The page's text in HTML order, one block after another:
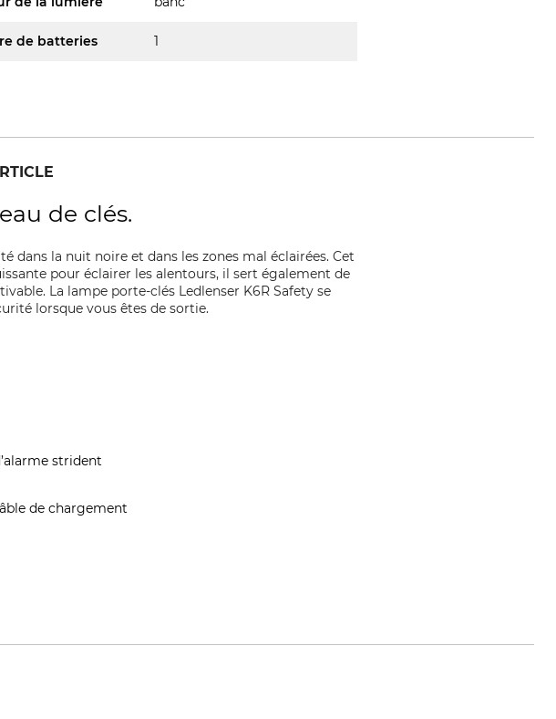
de batteries 1
de clés.
dans la nuit noire et dans les zones mal éclairées. Cet
pour éclairer les alentours, il sert également de
La lampe porte-clés Ledlenser K6R Safety se
lorsque vous êtes de sortie.
strident
de chargement